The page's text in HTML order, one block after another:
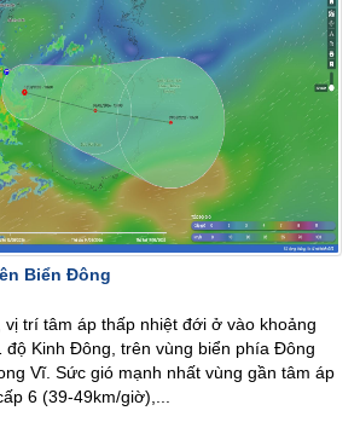
Biển Đông
vị trí tâm áp thấp nhiệt đới ở vào khoảng
độ Kinh Đông, trên vùng biển phía Đông
Vĩ. Sức gió mạnh nhất vùng gần tâm áp
6 (39-49km/giờ),...